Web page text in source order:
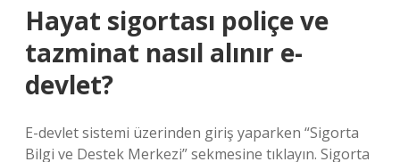
Hayat sigortası poliçe ve
tazminat nasıl alınır e-
devlet?
E-devlet sistemi üzerinden giriş yaparken “Sigorta
Bilgi ve Destek Merkezi” sekmesine tıklayın. Sigorta